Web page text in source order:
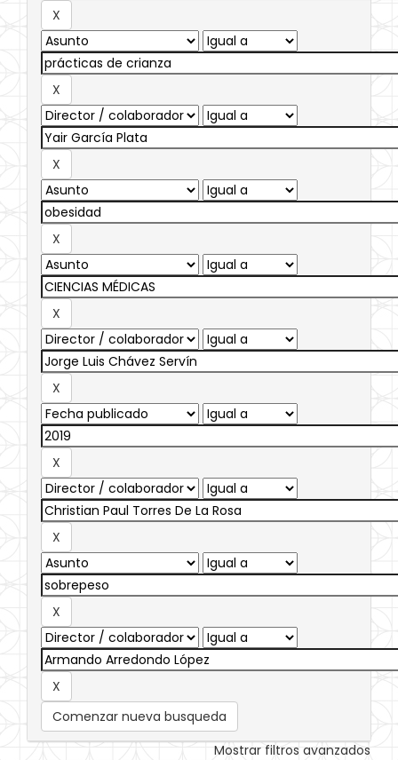
Comenzar nueva busqueda
Mostrar filtros avanzados